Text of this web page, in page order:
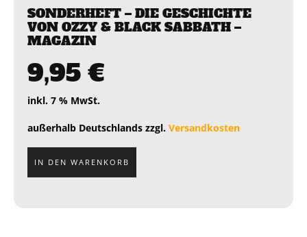
SONDERHEFT – DIE GESCHICHTE
VON OZZY & BLACK SABBATH –
MAGAZIN
9,95 €
inkl. 7 % MwSt.
außerhalb Deutschlands zzgl. Versandkosten
IN DEN WARENKORB